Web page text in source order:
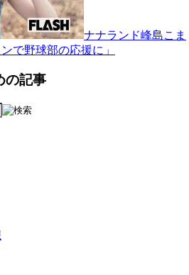
ナナランド峰島こま
で野球部の応援に」
の記事